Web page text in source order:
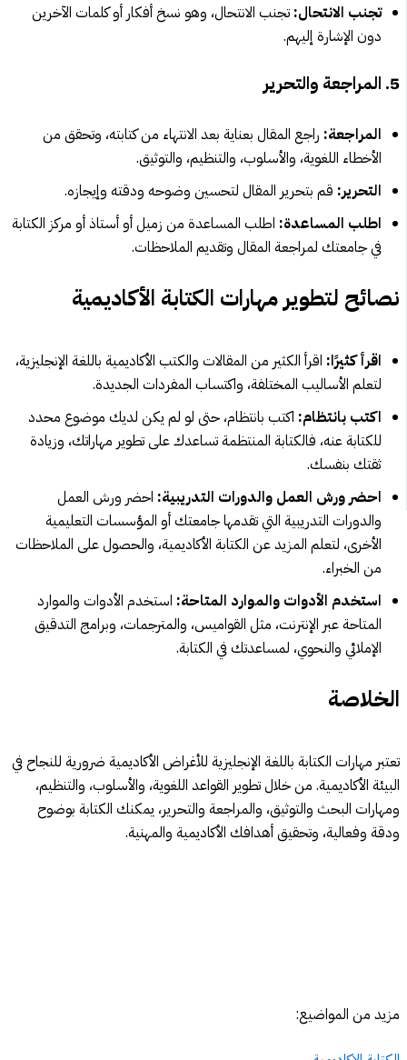
تجنب الانتحال: تجنب الانتحال، وهو نسخ أفكار أو كلمات الآخرين
دون الإشارة إليهم.
5. المراجعة والتحرير
المراجعة: راجع المقال بعناية بعد الانتهاء من كتابته، وتحقق من
الأخطاء اللغوية، والأسلوب، والتنظيم، والتوثيق.
التحرير: قم بتحرير المقال لتحسين وضوحه ودقته وإيجازه.
اطلب المساعدة: اطلب المساعدة من زميل أو أستاذ أو مركز الكتابة
في جامعتك لمراجعة المقال وتقديم الملاحظات.
نصائح لتطوير مهارات الكتابة الأكاديمية
اقرأ كثيرًا: اقرأ الكثير من المقالات والكتب الأكاديمية باللغة الإنجليزية،
لتعلم الأساليب المختلفة، واكتساب المفردات الجديدة.
اكتب بانتظام: اكتب بانتظام، حتى لو لم يكن لديك موضوع محدد
للكتابة عنه، فالكتابة المنتظمة تساعدك على تطوير مهاراتك، وزيادة
ثقتك بنفسك.
احضر ورش العمل والدورات التدريبية: احضر ورش العمل
والدورات التدريبية التي تقدمها جامعتك أو المؤسسات التعليمية
الأخرى، لتعلم المزيد عن الكتابة الأكاديمية، والحصول على الملاحظات
من الخبراء.
استخدم الأدوات والموارد المتاحة: استخدم الأدوات والموارد
المتاحة عبر الإنترنت، مثل القواميس، والمترجمات، وبرامج التدقيق
الإملائي والنحوي، لمساعدتك في الكتابة.
الخلاصة
تعتبر مهارات الكتابة باللغة الإنجليزية للأغراض الأكاديمية ضرورية للنجاح في
البيئة الأكاديمية. من خلال تطوير القواعد اللغوية، والأسلوب، والتنظيم،
ومهارات البحث والتوثيق، والمراجعة والتحرير، يمكنك الكتابة بوضوح
ودقة وفعالية، وتحقيق أهدافك الأكاديمية والمهنية.
مزيد من المواضيع: